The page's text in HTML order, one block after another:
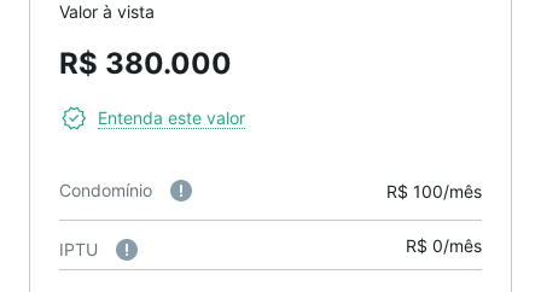
Valor à vista
R$ 380.000
Entenda este valor
Condomínio R$ 100/mês
IPTU R$ 0/mês